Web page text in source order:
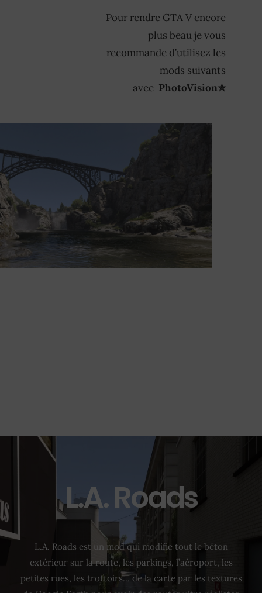
Pour rendre GTA V encore
plus beau je vous
recommande d’utilisez les
mods suivants
avec PhotoVision✯
L.A. Roads
L.A. Roads est un mod qui modifie tout le béton
extérieur sur la route, les parkings, l’aéroport, les
petites rues, les trottoirs… de la carte par les textures